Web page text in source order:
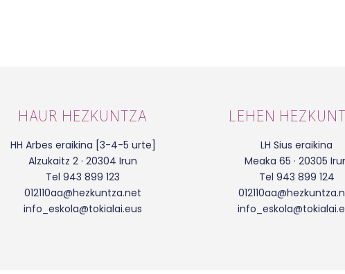
HAUR HEZKUNTZA
HH Arbes eraikina [3-4-5 urte]
Alzukaitz 2 · 20304 Irun
Tel 943 899 123
012110aa@hezkuntza.net
info_eskola@tokialai.eus
LEHEN
LH Sius eraikina
Meaka 65 · 20305
Tel 943 899 124